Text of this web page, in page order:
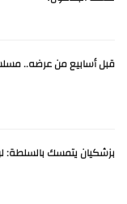
قبل أسابيع من عرضه..
بزشكيان يتمسك بالسلطة: